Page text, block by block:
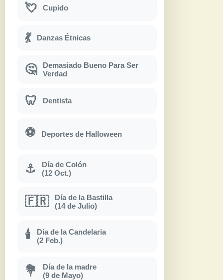
💘 Cupido
💃 Danzas Étnicas
🤔
Demasiado Bueno Para Ser
Verdad
🦷 Dentista
⚽ Deportes de Halloween
⚓
Día de Colón
(12 Oct.)
🇫🇷
Día de la Bastilla
(14 de Julio)
🕯
Día de la Candelaria
(2 Feb.)
💐
Día de la madre
(9 de Mayo)